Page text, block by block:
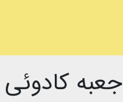
جعبه کادوئی